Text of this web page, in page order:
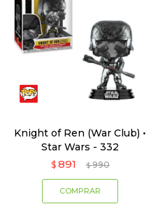
Knight of Ren (War Club) •
Star Wars - 332
$ 891 $ 990